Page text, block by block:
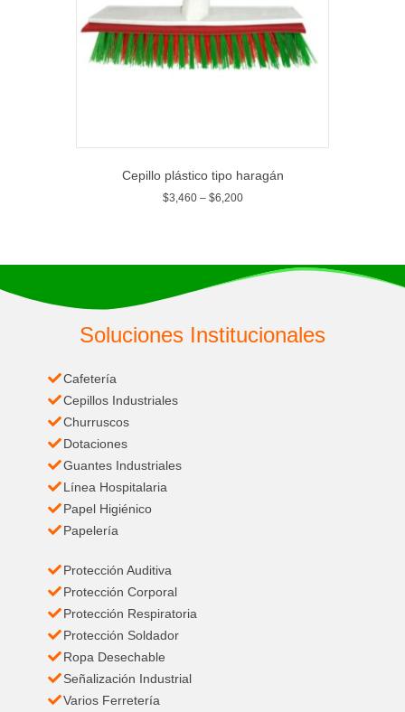
Cepillo plástico tipo haragán
$3,460– $6,200
Soluciones Institucionales
Cafetería
Cepillos Industriales
Churruscos
Dotaciones
Guantes Industriales
Línea Hospitalaria
Papel Higiénico
Papelería
Protección Auditiva
Protección Corporal
Protección Respiratoria
Protección Soldador
Ropa Desechable
Señalización Industrial
Varios Ferretería